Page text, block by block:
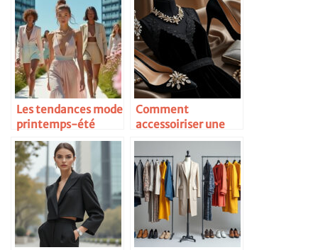
Les tendances mode
printemps-été
2025
Comment
accessoiriser une
petite robe noire